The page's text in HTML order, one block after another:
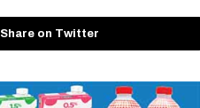
Share on Twitter